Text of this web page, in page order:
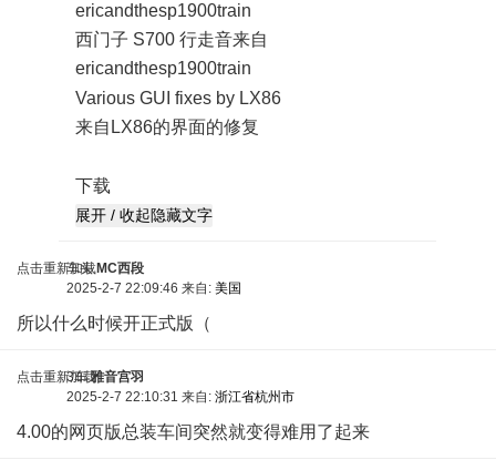
ericandthesp1900train
西门子 S700 行走音来自
ericandthesp1900train
Various GUI fixes by LX86
来自LX86的界面的修复
下载
点击重新加载
车头 MC西段
2025-2-7 22:09:46 来自: 美国
所以什么时候开正式版（
点击重新加载
3车 雅音宫羽
2025-2-7 22:10:31 来自: 浙江省杭州市
4.00的网页版总装车间突然就变得难用了起来